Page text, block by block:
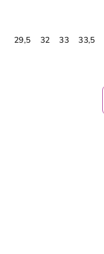
29,5 32 33 33,5